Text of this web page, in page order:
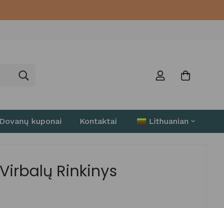
Dovanų kuponai Kontaktai Lithuanian
Rinkinys